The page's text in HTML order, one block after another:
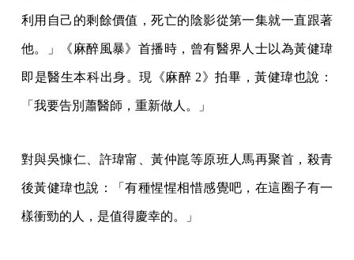
利用自己的剩餘價值，死亡的陰影從第一集就一直跟著
他。」《麻醉風暴》首播時，曾有醫界人士以為黃健瑋
即是醫生本科出身。現《麻醉 2》拍畢，黃健瑋也說：
「我要告別蕭醫師，重新做人。」
對與吳慷仁、許瑋甯、黃仲崑等原班人馬再聚首，殺青
後黃健瑋也說：「有種惺惺相惜感覺吧，在這圈子有一
樣衝勁的人，是值得慶幸的。」